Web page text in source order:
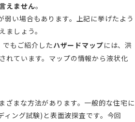
えません。
い場合もあります。上記に挙げたよう
しょう。
でもご紹介したハザードマップには、洪
れています。マップの情報から液状化
ざまな方法があります。一般的な住宅に
ィング試験)と表面波探査です。今回